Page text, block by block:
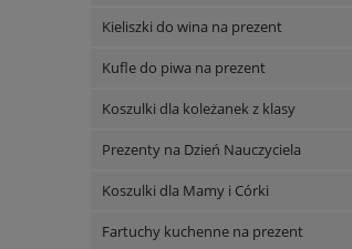
Kieliszki do wina na prezent
Kufle do piwa na prezent
Koszulki dla koleżanek z klasy
Prezenty na Dzień Nauczyciela
Koszulki dla Mamy i Córki
Fartuchy kuchenne na prezent